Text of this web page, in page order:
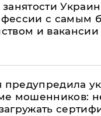
с самым
и вакансии
предупредила
мошенников: